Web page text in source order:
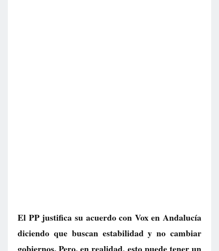
El PP justifica su acuerdo con Vox en Andalucía
diciendo que buscan estabilidad y no cambiar